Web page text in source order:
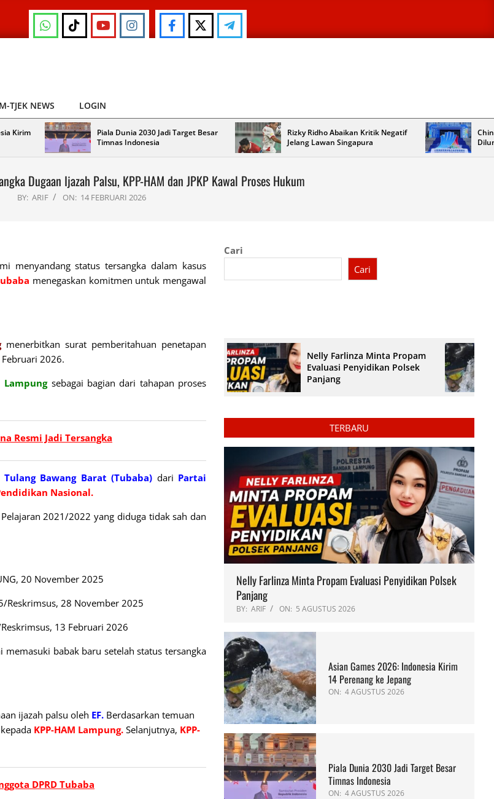
TJEK NEWS LOGIN
Kirim
Piala Dunia 2030 Jadi Target Besar
Timnas Indonesia
Rizky Ridho Abaikan Kritik Negatif
Jelang Lawan Singapura
Dugaan Ijazah Palsu, KPP-HAM dan JPKP Kawal Proses Hukum
BY: ARIF ON: 14 FEBRUARI 2026
menyandang status tersangka dalam kasus
menegaskan komitmen untuk mengawal
menerbitkan surat pemberitahuan penetapan
2026.
Lampungsebagai bagian dari tahapan proses
Resmi Jadi Tersangka
Tulang Bawang Barat (Tubaba) dari Partai
Nasional.
2021/2022 yang diduga tidak sah dan
20 November 2025
Reskrimsus, 28 November 2025
13 Februari 2026
babak baru setelah status tersangka
ijazah palsu oleh EF. Berdasarkan temuan
KPP-HAM Lampung. Selanjutnya, KPP-
DPRD Tubaba
Cari
Cari
Nelly Farlinza Minta Propam
Evaluasi Penyidikan Polsek
Panjang
TERBARU
Nelly Farlinza Minta Propam Evaluasi Penyidikan Polsek
Panjang
BY: ARIF ON: 5 AGUSTUS 2026
Asian Games 2026: Indonesia Kirim
14 Perenang ke Jepang
ON: 4 AGUSTUS 2026
Piala Dunia 2030 Jadi Target Besar
Timnas Indonesia
ON: 4 AGUSTUS 2026